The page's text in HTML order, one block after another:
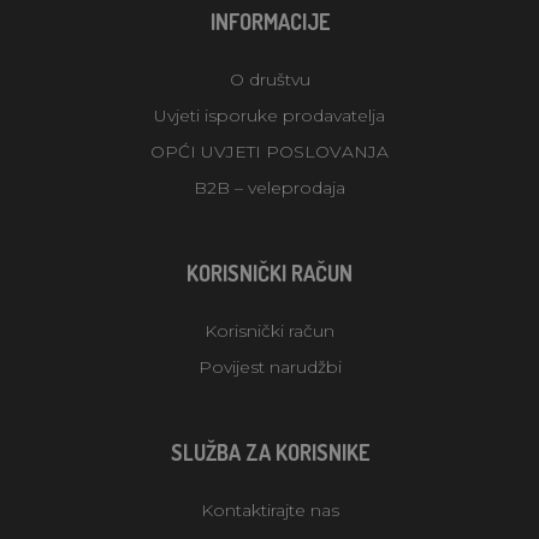
INFORMACIJE
O društvu
Uvjeti isporuke prodavatelja
OPĆI UVJETI POSLOVANJA
B2B – veleprodaja
KORISNIČKI RAČUN
Korisnički račun
Povijest narudžbi
SLUŽBA ZA KORISNIKE
Kontaktirajte nas